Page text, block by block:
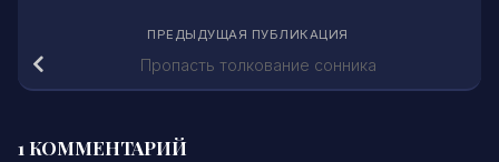
ПРЕДЫДУЩАЯ ПУБЛИКАЦИЯ
Пропасть толкование сонника
1 КОММЕНТАРИЙ